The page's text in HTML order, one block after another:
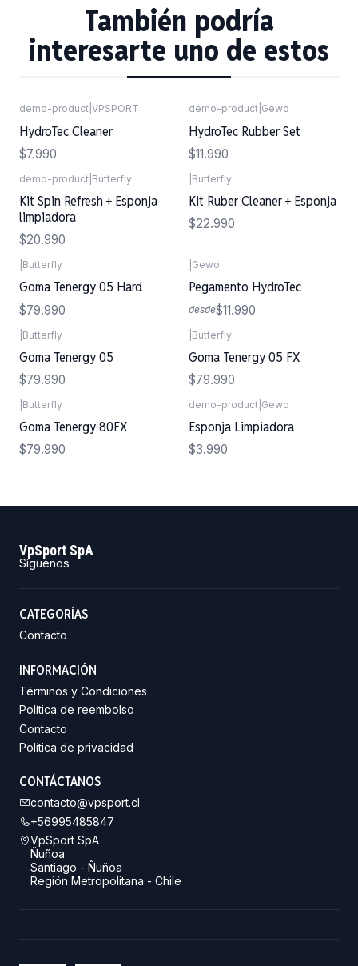
También podría
interesarte uno de estos
demo-product VPSPORT
HydroTec Cleaner
$7.990
demo-product Gewo
HydroTec Rubber Set
$11.990
demo-product Butterfly
Kit Spin Refresh + Esponja
limpiadora
$20.990
Butterfly
Kit Ruber Cleaner + Esponja
$22.990
Butterfly
Goma Tenergy 05 Hard
$79.990
Gewo
Pegamento HydroTec
desde$11.990
Butterfly
Goma Tenergy 05
$79.990
Butterfly
Goma Tenergy 05 FX
$79.990
Butterfly
Goma Tenergy 80FX
$79.990
demo-product Gewo
Esponja Limpiadora
$3.990
VpSport SpA
Síguenos
CATEGORÍAS
Contacto
INFORMACIÓN
Términos y Condiciones
Política de reembolso
Contacto
Política de privacidad
CONTÁCTANOS
contacto@vpsport.cl
+56995485847
VpSport SpA
Ñuñoa
Santiago - Ñuñoa
Región Metropolitana - Chile